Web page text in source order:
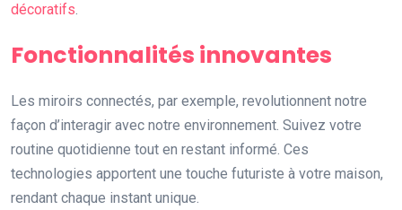
décoratifs.
Fonctionnalités innovantes
Les miroirs connectés, par exemple, revolutionnent notre
façon d’interagir avec notre environnement. Suivez votre
routine quotidienne tout en restant informé. Ces
technologies apportent une touche futuriste à votre maison,
rendant chaque instant unique.